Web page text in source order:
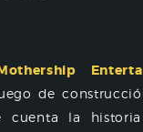
de
cuenta la